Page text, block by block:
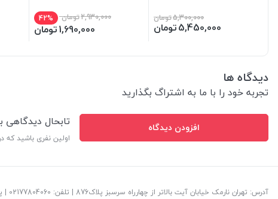
5,300,000تومان
5,450,000تومان
2,930,000تومان 42%
1,690,000تومان
دیدگاه ها
تجربه خود را با ما به اشتراگ بگذارید
افزودن دیدگاه تابحال
اولین نفری باشید که
آدرس: تهران نارمک خیابان آیت بالاتر از چهارراه سرسبز پلاک876 | تلفن: ‎02177804060 | پست الکترونیک: